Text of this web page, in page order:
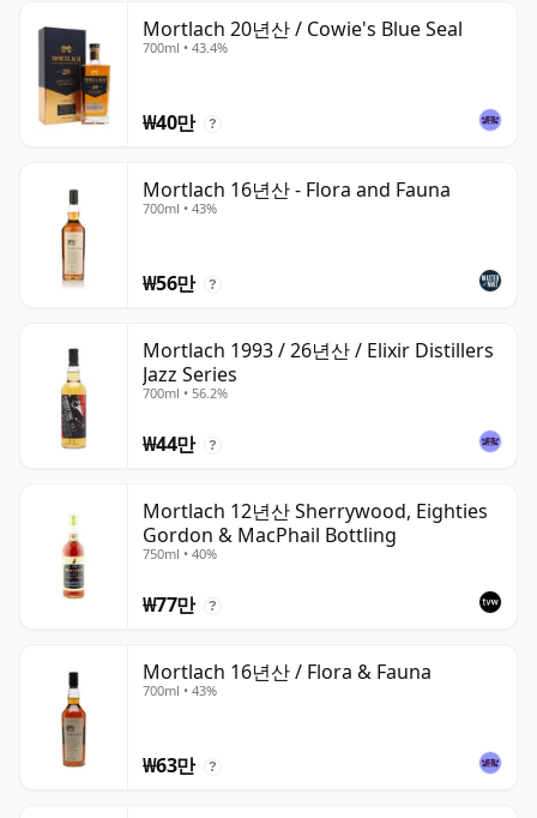
Mortlach 20년산 / Cowie's Blue Seal
700ml • 43.4%
₩40만 ?
Mortlach 16년산 - Flora and Fauna
700ml • 43%
₩56만 ?
Mortlach 1993 / 26년산 / Elixir Distillers
Jazz Series
700ml • 56.2%
₩44만 ?
Mortlach 12년산 Sherrywood, Eighties
Gordon & MacPhail Bottling
750ml • 40%
₩77만 ?
Mortlach 16년산 / Flora & Fauna
700ml • 43%
₩63만 ?